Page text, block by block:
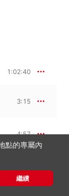
1:02:40
3:15
4:57
點的專屬內
繼續